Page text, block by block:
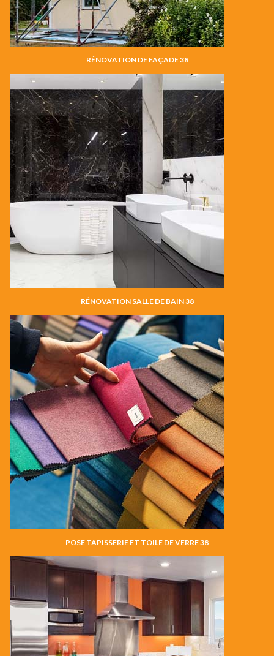
RÉNOVATION DE FAÇADE 38
RÉNOVATION SALLE DE BAIN 38
POSE TAPISSERIE ET TOILE DE VERRE 38